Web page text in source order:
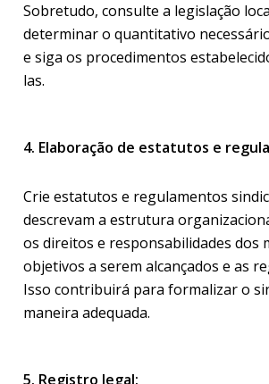
Sobretudo, consulte a legislação
determinar o quantitativo
e siga os procedimentos
las.
4. Elaboração de estatutos e
Crie estatutos e regulamentos
descrevam a estrutura
os direitos e responsabilidades dos
objetivos a serem alcançados e as
Isso contribuirá para formalizar o
maneira adequada.
5. Registro legal: